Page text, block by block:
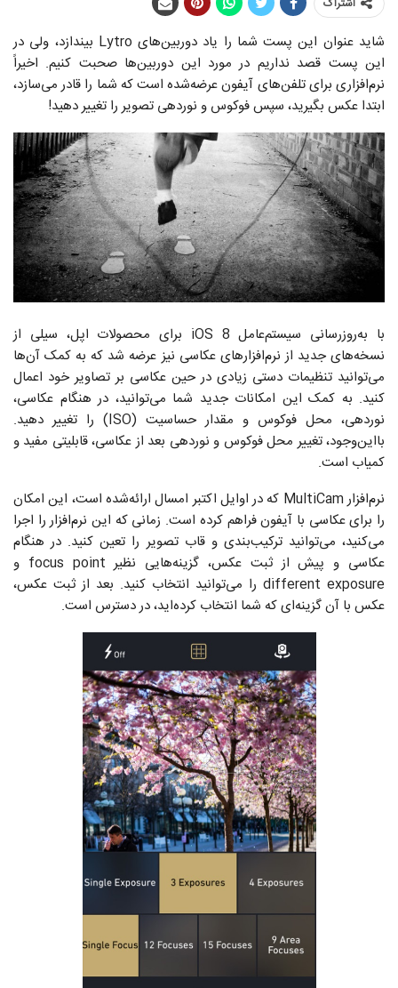
شاید عنوان این پست شما را یاد دوربین‌های Lytro بیندازد، ولی در
این پست قصد نداریم در مورد این دوربین‌ها صحبت کنیم. اخیراً
نرم‌افزاری برای تلفن‌های آیفون عرضه‌شده است که شما را قادر می‌سازد،
ابتدا عکس بگیرید، سپس فوکوس و نوردهی تصویر را تغییر دهید!
با به‌روزرسانی سیستم‌عامل iOS 8 برای محصولات اپل، سیلی از
نسخه‌های جدید از نرم‌افزارهای عکاسی نیز عرضه شد که به کمک آن‌ها
می‌توانید تنظیمات دستی زیادی در حین عکاسی بر تصاویر خود اعمال
کنید. به کمک این امکانات جدید شما می‌توانید، در هنگام عکاسی،
نوردهی، محل فوکوس و مقدار حساسیت (ISO) را تغییر دهید.
بااین‌وجود، تغییر محل فوکوس و نوردهی بعد از عکاسی، قابلیتی مفید و
کمیاب است.
نرم‌افزار MultiCam که در اوایل اکتبر امسال ارائه‌شده است، این امکان
را برای عکاسی با آیفون فراهم کرده است. زمانی که این نرم‌افزار را اجرا
می‌کنید، می‌توانید ترکیب‌بندی و قاب تصویر را تعین کنید. در هنگام
عکاسی و پیش از ثبت عکس، گزینه‌هایی نظیر focus point و
different exposure را می‌توانید انتخاب کنید. بعد از ثبت عکس،
عکس با آن گزینه‌ای که شما انتخاب کرده‌اید، در دسترس است.